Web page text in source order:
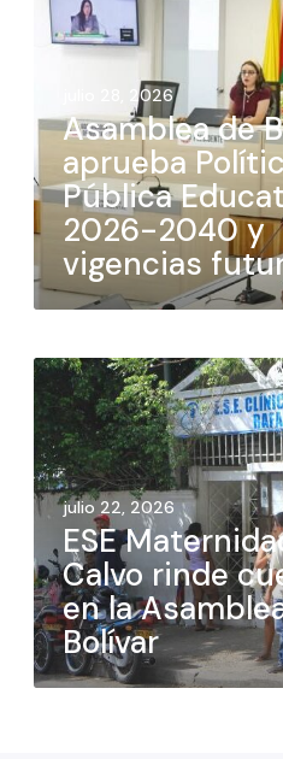
julio 28, 2026
Asamblea de
aprueba
Pública
2026-2040 y
vigencias
julio 22, 2026
ESE
Calvo rinde
en la
Bolívar